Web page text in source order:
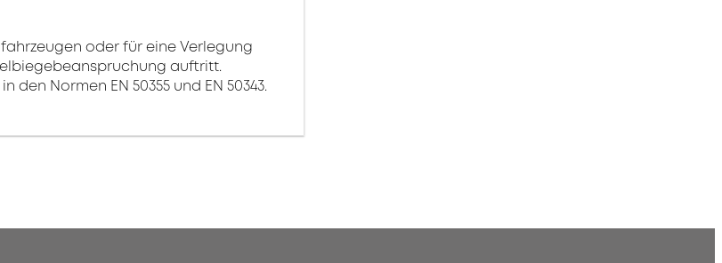
oder für eine Verlegung
auftritt.
Normen EN 50355 und EN 50343.